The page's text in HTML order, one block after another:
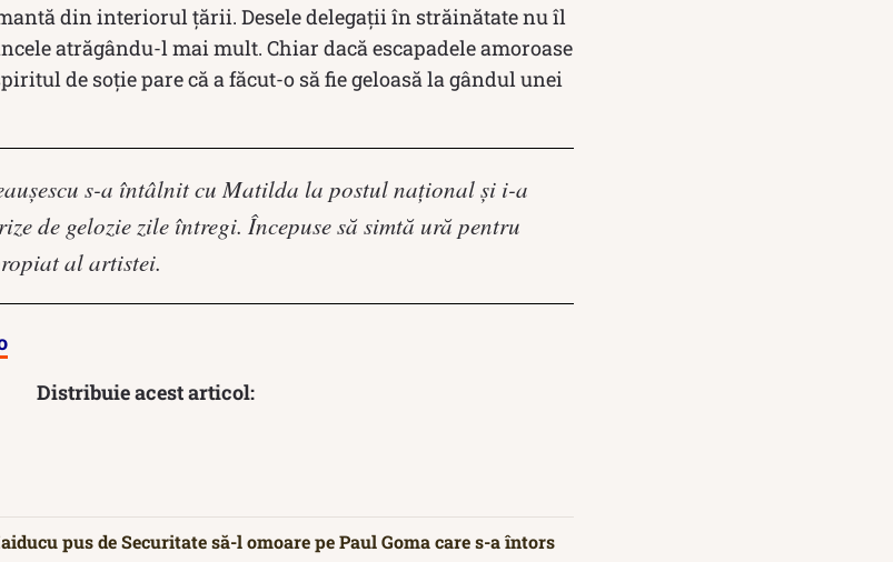
din interiorul țării. Desele delegații în străinătate nu îl
atrăgându-l mai mult. Chiar dacă escapadele amoroase
de soție pare că a făcut-o să fie geloasă la gândul unei
s-a întâlnit cu Matilda la postul național și i-a
de gelozie zile întregi. Începuse să simtă ură pentru
al artistei.
Distribuie acest articol:
pus de Securitate să-l omoare pe Paul Goma care s-a întors